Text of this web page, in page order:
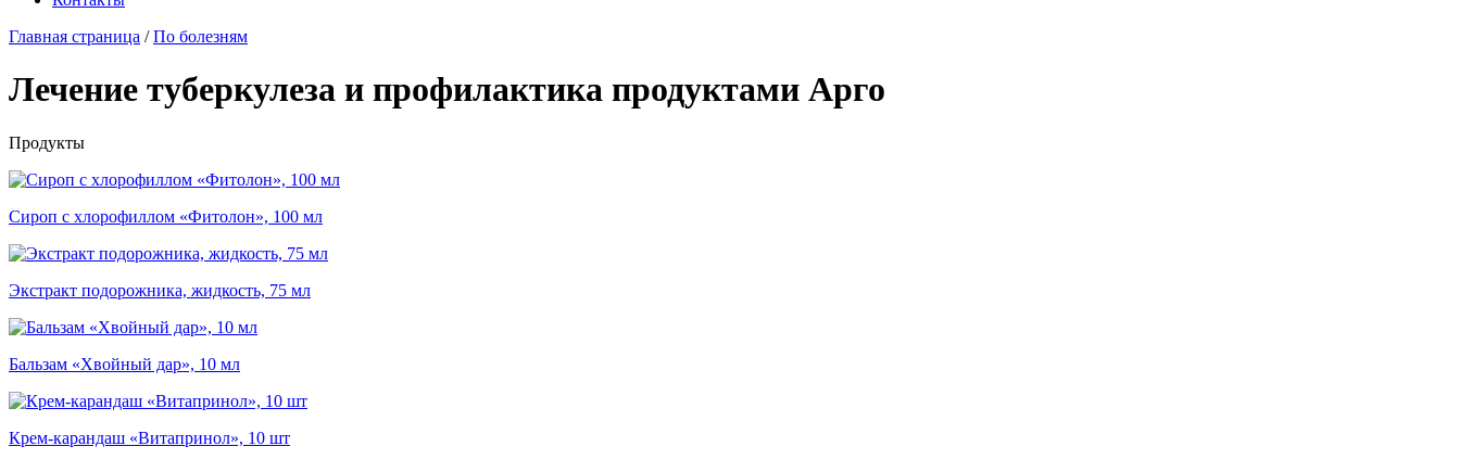
Главная страница /По болезням
Лечение туберкулеза и профилактика продуктами Арго
Продукты
Сироп с хлорофиллом «Фитолон», 100 мл
Экстракт подорожника, жидкость, 75 мл
Бальзам «Хвойный дар», 10 мл
Крем-карандаш «Витапринол», 10 шт